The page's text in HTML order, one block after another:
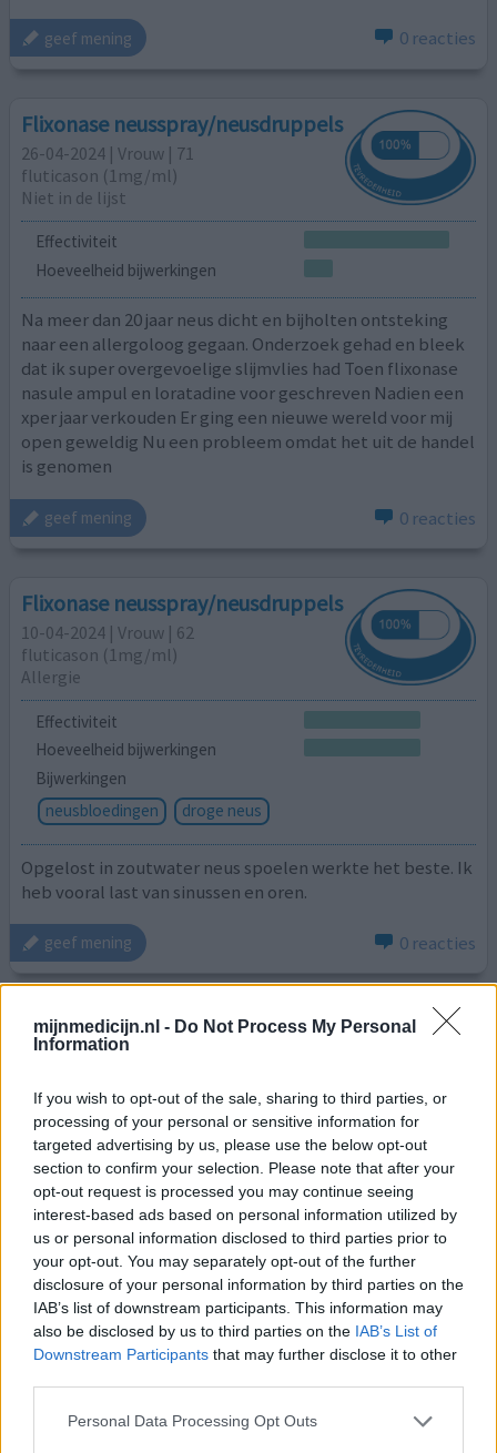
mijnmedicijn.nl - Do Not Process My Personal
Information
If you wish to opt-out of the sale, sharing to third parties, or
processing of your personal or sensitive information for
targeted advertising by us, please use the below opt-out
section to confirm your selection. Please note that after your
opt-out request is processed you may continue seeing
interest-based ads based on personal information utilized by
us or personal information disclosed to third parties prior to
your opt-out. You may separately opt-out of the further
disclosure of your personal information by third parties on the
IAB’s list of downstream participants. This information may
also be disclosed by us to third parties on the IAB’s List of
Downstream Participants that may further disclose it to other
Personal Data Processing Opt Outs
geef mening 0 reacties
Flixonase neusspray/neusdruppels
26-04-2024 | Vrouw | 71
fluticason (1mg/ml)
Niet in de lijst
Effectiviteit
Hoeveelheid bijwerkingen
Na meer dan 20 jaar neus dicht en bijholten ontsteking
naar een allergoloog gegaan. Onderzoek gehad en bleek
dat ik super overgevoelige slijmvlies had Toen flixonase
nasule ampul en loratadine voor geschreven Nadien een
xper jaar verkouden Er ging een nieuwe wereld voor mij
open geweldig Nu een probleem omdat het uit de handel
is genomen
geef mening 0 reacties
Flixonase neusspray/neusdruppels
10-04-2024 | Vrouw | 62
fluticason (1mg/ml)
Allergie
Effectiviteit
Hoeveelheid bijwerkingen
Bijwerkingen
neusbloedingen
droge neus
Opgelost in zoutwater neus spoelen werkte het beste. Ik
heb vooral last van sinussen en oren.
geef mening 0 reacties
Flixonase neusspray/neusdruppels
11-12-2023 | Man | 53
Niet in de lijst
Effectiviteit
Hoeveelheid bijwerkingen
ik was zeer tevreden over Flixonase het was het enige
wat goed bij mij werkten nu ze gestopt zijn met de
productie hoop ik dat er snel een derde partij het weer ga
maken ik ben nu een beetje radeloos .
geef mening 4 reacties
Flixonase neusspray/neusdruppels